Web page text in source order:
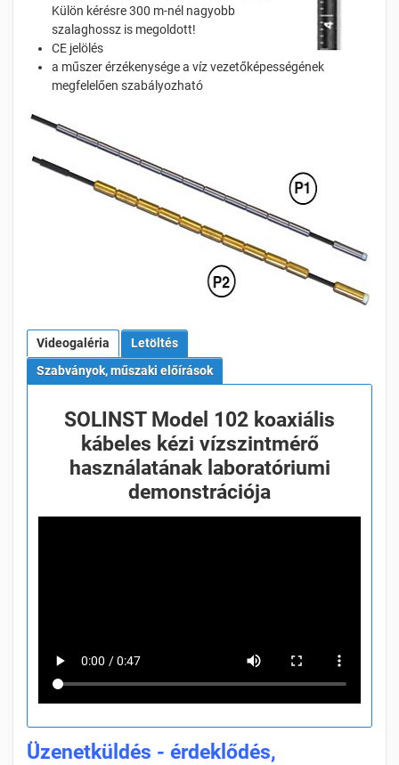
Külön kérésre 300 m-nél nagyobb
szalaghossz is megoldott!
CE jelölés
a műszer érzékenysége a víz vezetőképességének
megfelelően szabályozható
Videogaléria
Letöltés
Szabványok, műszaki előírások
SOLINST Model 102 koaxiális
kábeles kézi vízszintmérő
használatának laboratóriumi
demonstrációja
Üzenetküldés - érdeklődés,